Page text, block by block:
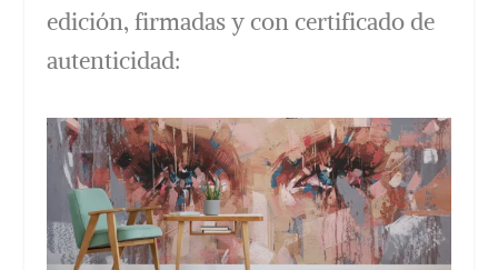
edición, firmadas y con certificado de
autenticidad: